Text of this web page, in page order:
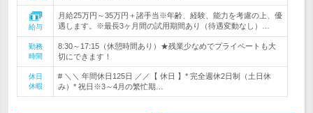
給与
月給25万円～35万円＋諸手当※年齢、経験、能力を考慮の上、優
遇します。※最長3ヶ月間の試用期間あり（待遇変動なし）…
勤務
時間
8:30～17:15（休憩時間あり）★残業少なめでプライベートも大
切にできます！
休日
休暇
# ＼＼ 年間休日125日 ／／【 休日 】* 完全週休2日制（土日休
み）* 祝日※3～4月の繁忙期…